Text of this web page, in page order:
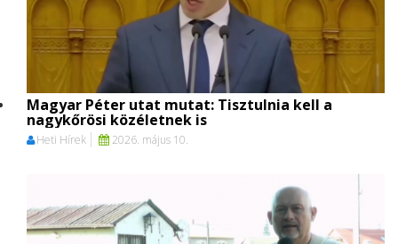
Magyar Péter utat mutat: Tisztulnia kell a
nagykőrösi közéletnek is
Heti Hírek 2026. május 10.